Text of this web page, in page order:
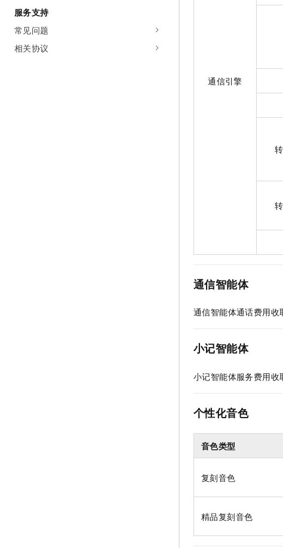
服务支持
常见问题
相关协议
通信引擎
通信智能体
通信智能体通话费用收
小记智能体
小记智能体服务费用收
个性化音色
音色类型
复刻音色
精品复刻音色